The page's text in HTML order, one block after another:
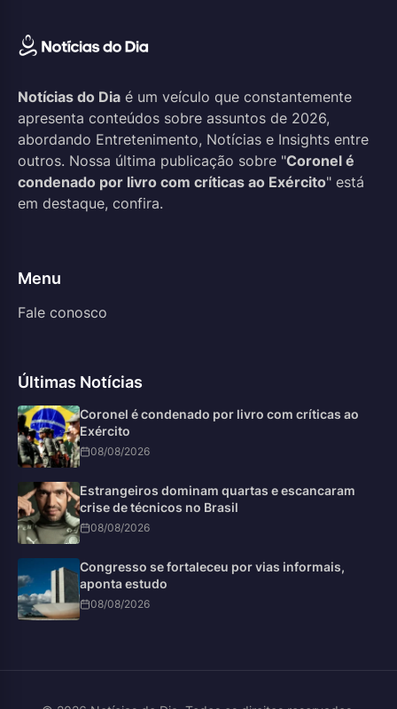
Notícias do Dia é um veículo que constantemente
apresenta conteúdos sobre assuntos de 2026,
abordando Entretenimento, Notícias e Insights entre
outros. Nossa última publicação sobre "Coronel é
condenado por livro com críticas ao Exército" está
em destaque, confira.
Menu
Fale conosco
Últimas Notícias
Coronel é condenado por livro com críticas ao
Exército
08/08/2026
Estrangeiros dominam quartas e escancaram
crise de técnicos no Brasil
08/08/2026
Congresso se fortaleceu por vias informais,
aponta estudo
08/08/2026